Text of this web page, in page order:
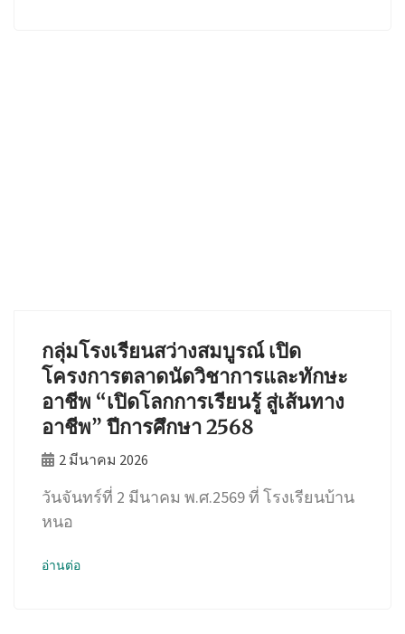
กลุ่มโรงเรียนสว่างสมบูรณ์ เปิด
โครงการตลาดนัดวิชาการและทักษะ
อาชีพ “เปิดโลกการเรียนรู้ สู่เส้นทาง
อาชีพ” ปีการศึกษา 2568
2 มีนาคม 2026
วันจันทร์ที่ 2 มีนาคม พ.ศ.2569 ที่ โรงเรียนบ้าน
หนอ
อ่านต่อ